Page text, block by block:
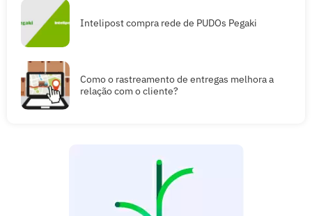
Intelipost compra rede de PUDOs Pegaki
Como o rastreamento de entregas melhora a
relação com o cliente?